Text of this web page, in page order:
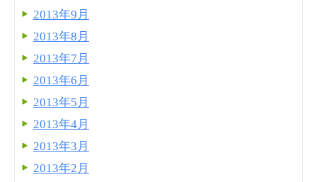
2013年9月
2013年8月
2013年7月
2013年6月
2013年5月
2013年4月
2013年3月
2013年2月